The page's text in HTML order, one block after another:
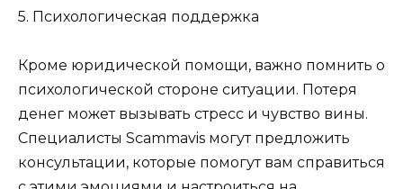
5. Психологическая поддержка
Кроме юридической помощи, важно помнить о
психологической стороне ситуации. Потеря
денег может вызывать стресс и чувство вины.
Специалисты Scammavis могут предложить
консультации, которые помогут вам справиться